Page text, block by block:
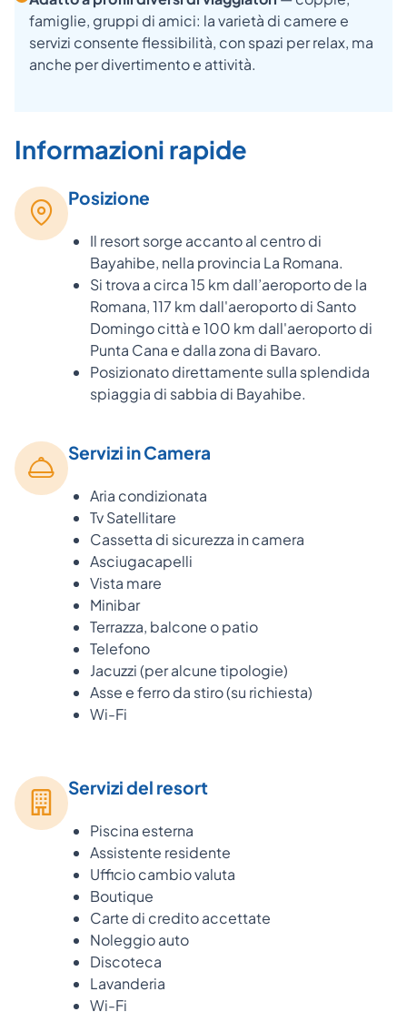
famiglie, gruppi di amici: la varietà di camere e
servizi consente flessibilità, con spazi per relax, ma
anche per divertimento e attività.
Informazioni rapide
Posizione
Il resort sorge accanto al centro di
Bayahibe, nella provincia La Romana.
Si trova a circa 15 km dall’aeroporto de la
Romana, 117 km dall'aeroporto di Santo
Domingo città e 100 km dall'aeroporto di
Punta Cana e dalla zona di Bavaro.
Posizionato direttamente sulla splendida
spiaggia di sabbia di Bayahibe.
Servizi in Camera
Aria condizionata
Tv Satellitare
Cassetta di sicurezza in camera
Asciugacapelli
Vista mare
Minibar
Terrazza, balcone o patio
Telefono
Jacuzzi (per alcune tipologie)
Asse e ferro da stiro (su richiesta)
Wi-Fi
Servizi del resort
Piscina esterna
Assistente residente
Ufficio cambio valuta
Boutique
Carte di credito accettate
Noleggio auto
Discoteca
Lavanderia
Wi-Fi